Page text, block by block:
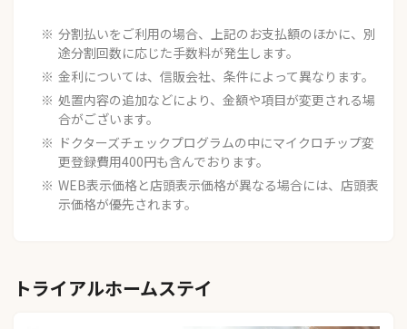
分割払いをご利用の場合、上記のお支払額のほかに、別
途分割回数に応じた手数料が発生します。
金利については、信販会社、条件によって異なります。
処置内容の追加などにより、金額や項目が変更される場
合がございます。
ドクターズチェックプログラムの中にマイクロチップ変
更登録費用400円も含んでおります。
WEB表示価格と店頭表示価格が異なる場合には、店頭表
示価格が優先されます。
トライアルホームステイ